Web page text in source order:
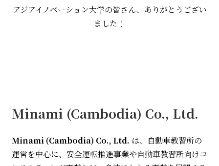
アジアイノベーション大学の皆さん、ありがとうござい
ました！
Minami (Cambodia) Co., Ltd.
Minami (Cambodia) Co., Ltd. は、自動車教習所の
運営を中心に、安全運転推進事業や自動車教習所向けコ